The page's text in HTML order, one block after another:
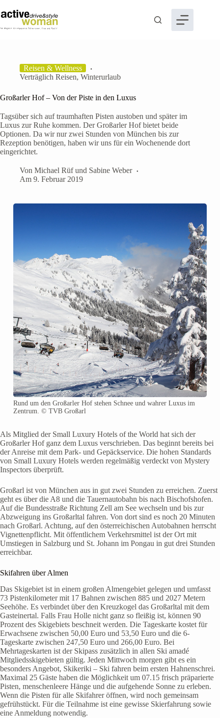
Inhalt
springen
Reisen & Wellness
Verträglich Reisen, Winterurlaub
Großarler Hof – Von der Piste in den Luxus
Tagsüber sich auf traumhaften Pisten austoben und später im
Luxus zur Ruhe kommen. Der Großarler Hof bietet beide
Optionen. Da wir nur zwei Stunden von München bis zur
Rezeption benötigen, haben wir uns für ein Wochenende dort
eingerichtet.
Von Michael Rüfund Sabine Weber
Am 9. Februar 2019
Rund um den Großarler Hof stehen Schnee und wahrer Luxus im
Zentrum. © TVB Großarl
Als Mitglied der Small Luxury Hotels of the World hat sich der
Großarler Hof ganz dem Luxus verschrieben. Das beginnt bereits bei
der Anreise mit dem Park- und Gepäckservice. Die hohen Standards
von Small Luxury Hotels werden regelmäßig verdeckt von Mystery
Inspectors überprüft.
Großarl ist von München aus in gut zwei Stunden zu erreichen. Zuerst
geht es über die A8 und die Tauernautobahn bis nach Bischofshofen.
Auf die Bundesstraße Richtung Zell am See wechseln und bis zur
Abzweigung ins Großarltal fahren. Von dort sind es noch 20 Minuten
nach Großarl. Achtung, auf den österreichischen Autobahnen herrscht
Vignettenpflicht. Mit öffentlichem Verkehrsmittel ist der Ort mit
Umstiegen in Salzburg und St. Johann im Pongau in gut drei Stunden
erreichbar.
Skifahren über Almen
Das Skigebiet ist in einem großen Almengebiet gelegen und umfasst
73 Pistenkilometer mit 17 Bahnen zwischen 885 und 2027 Metern
Seehöhe. Es verbindet über den Kreuzkogel das Großarltal mit dem
Gasteinertal. Falls Frau Holle nicht ganz so fleißig ist, können 90
Prozent des Skigebiets beschneit werden. Die Tageskarte kostet für
Erwachsene zwischen 50,00 Euro und 53,50 Euro und die 6-
Tageskarte zwischen 247,50 Euro und 266,00 Euro. Bei
Mehrtageskarten ist der Skipass zusätzlich in allen Ski amadé
Mitgliedsskigebieten gültig. Jeden Mittwoch morgen gibt es ein
besonders Angebot, Skikeriki – Ski fahren beim ersten Hahnenschrei.
Maximal 25 Gäste haben die Möglichkeit um 07.15 frisch präparierte
Pisten, menschenleere Hänge und die aufgehende Sonne zu erleben.
Wenn die Pisten für alle Skifahrer öffnen, wird noch gemeinsam
gefrühstückt. Für die Teilnahme ist eine gewisse Skierfahrung sowie
eine Anmeldung notwendig.